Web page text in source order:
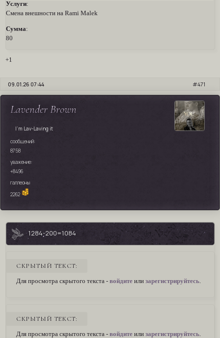
Услуги:
Смена внешности на Rami Malek
Сумма:
80
+1
471
09.01.26 07:44
Lavender Brown
I’m Lav-Laving it
сообщений:
8758
уважение:
+8496
галлеоны:
2262
1284-200=1084
СКРЫТЫЙ ТЕКСТ:
Для просмотра скрытого текста - войдите или зарегистрируйтесь.
СКРЫТЫЙ ТЕКСТ:
Для просмотра скрытого текста - войдите или зарегистрируйтесь.